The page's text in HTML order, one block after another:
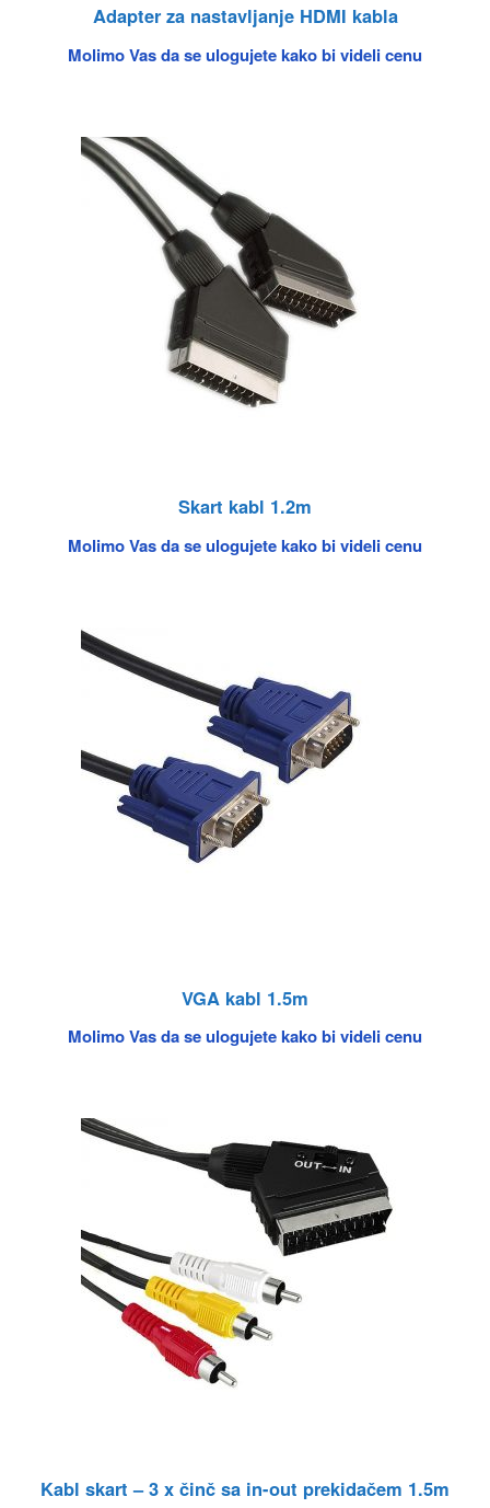
Adapter za nastavljanje HDMI kabla
Molimo Vas da se ulogujete kako bi videli cenu
Skart kabl 1.2m
Molimo Vas da se ulogujete kako bi videli cenu
VGA kabl 1.5m
Molimo Vas da se ulogujete kako bi videli cenu
Kabl skart – 3 x činč sa in-out prekidačem 1.5m